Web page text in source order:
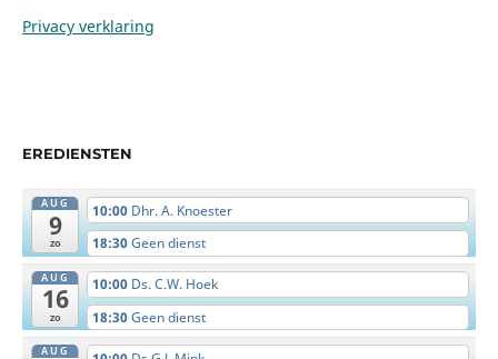
Privacy verklaring
EREDIENSTEN
AUG
9
zo
10:00 Dhr. A. Knoester
18:30Geen dienst
AUG
16
zo
10:00 Ds. C.W. Hoek
18:30Geen dienst
AUG